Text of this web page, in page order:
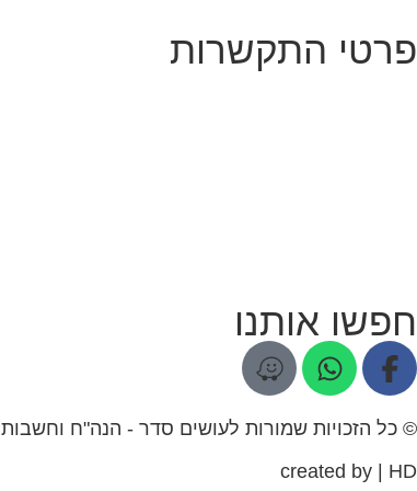
פרטי התקשרות
חפשו אותנו
© כל הזכויות שמורות לעושים סדר - הנה"ח וחשבות
created by | HD